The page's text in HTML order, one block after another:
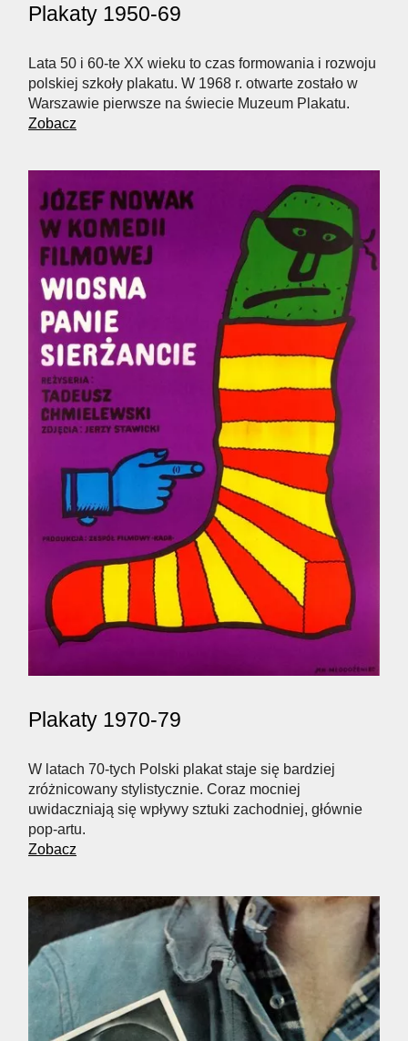
Plakaty 1950-69
Lata 50 i 60-te XX wieku to czas formowania i rozwoju
polskiej szkoły plakatu. W 1968 r. otwarte zostało w
Warszawie pierwsze na świecie Muzeum Plakatu.
Zobacz
Plakaty 1970-79
W latach 70-tych Polski plakat staje się bardziej
zróżnicowany stylistycznie. Coraz mocniej
uwidaczniają się wpływy sztuki zachodniej, głównie
pop-artu.
Zobacz